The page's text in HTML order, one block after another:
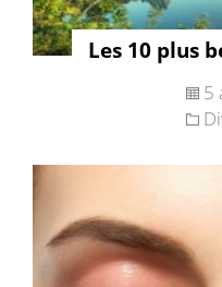
Les 10 plus
5